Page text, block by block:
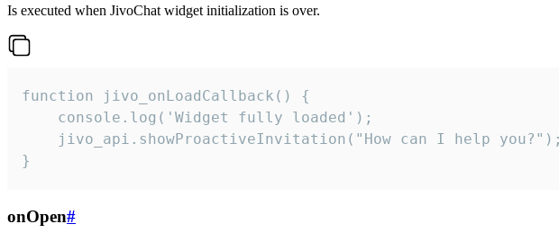
Is executed when JivoChat widget initialization is over.
function jivo_onLoadCallback() {
    console.log('Widget fully loaded');
    jivo_api.showProactiveInvitation("How can I help you?");
}
onOpen#